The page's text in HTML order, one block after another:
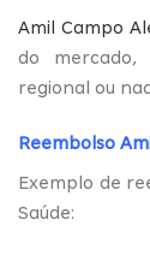
Amil Campo
do
regional ou
Reembolso
Exemplo de
Saúde: